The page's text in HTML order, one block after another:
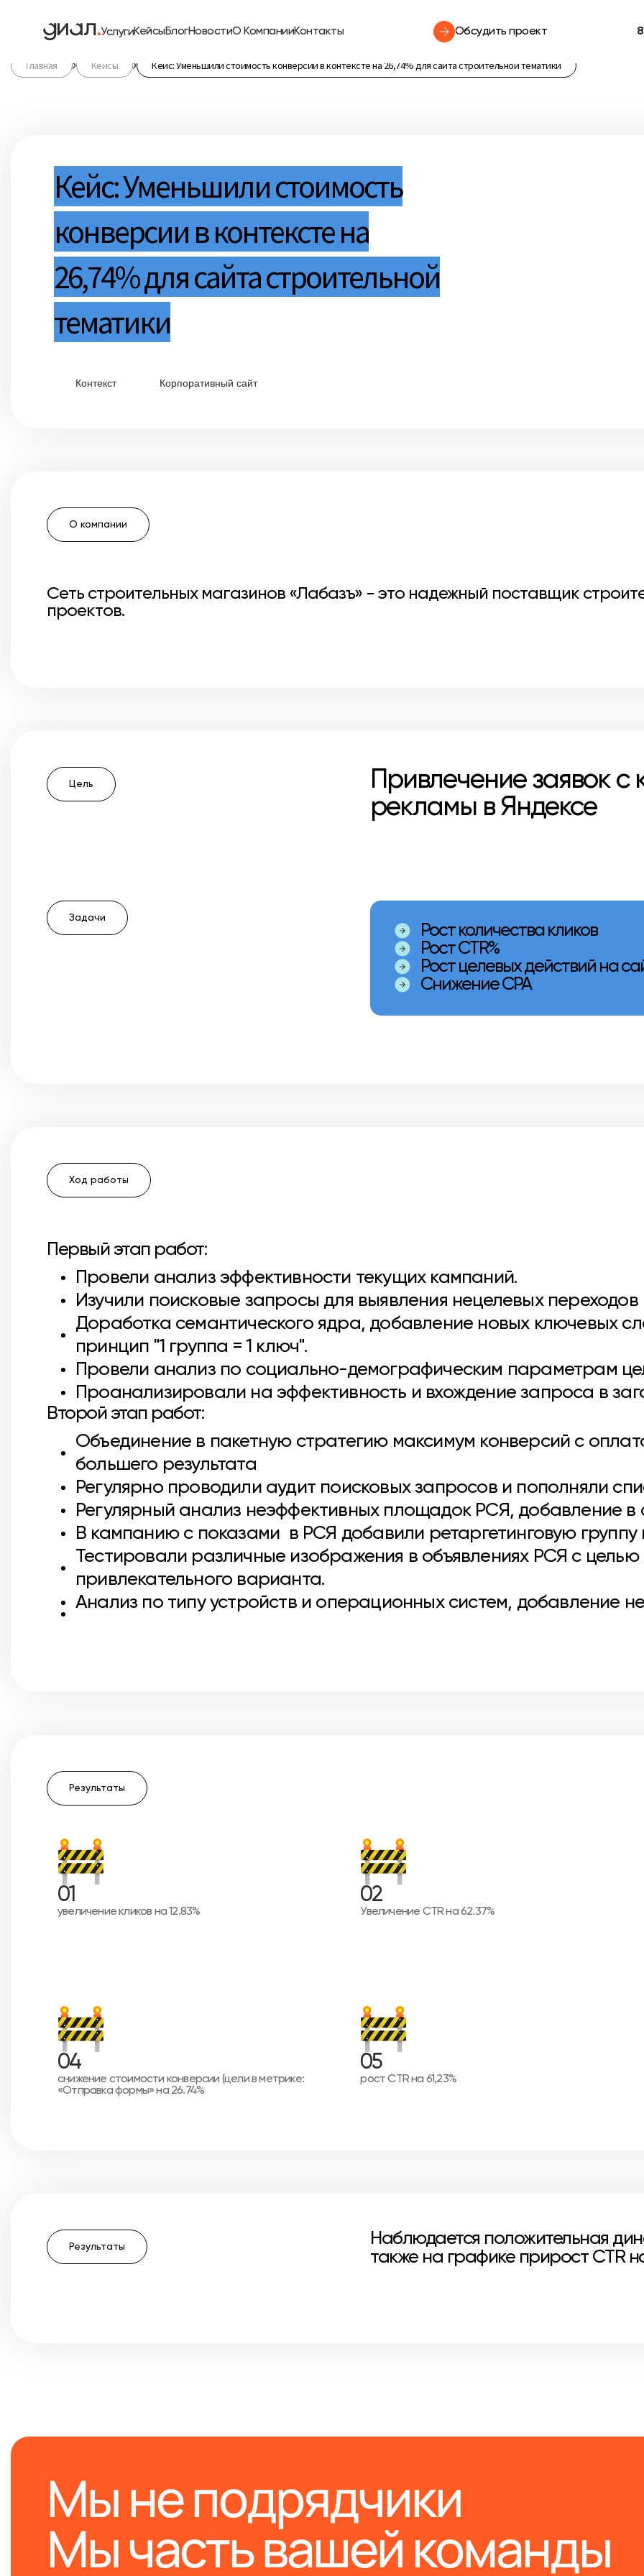
УслугиКейсыБлогНовостиО КомпанииКонтакты Обсудить проект
Главная Кейсы Кейс: Уменьшили стоимость конверсии в контексте на 26,74% для сайта строительной тематики
Кейс: Уменьшили стоимость
конверсии в контексте на
26,74% для сайта строительной
тематики
Контекст Корпоративный сайт
О компании
Сеть строительных магазинов «Лабазъ» - это надежный поставщик
проектов.
Цель
Привлечение заявок с
рекламы в Яндексе
Задачи
Рост количества кликов
Рост CTR%
Рост целевых действий на
Снижение CPA
Ход работы
Первый этап работ:
Провели анализ эффективности текущих кампаний.
Изучили поисковые запросы для выявления нецелевых переходов
Доработка семантического ядра, добавление новых ключевых
принцип "1 группа = 1 ключ".
Провели анализ по социально-демографическим параметрам
Проанализировали на эффективность и вхождение запроса в
Второй этап работ:
Объединение в пакетную стратегию максимум конверсий с
большего результата
Регулярно проводили аудит поисковых запросов и пополняли
Регулярный анализ неэффективных площадок РСЯ, добавление
В кампанию с показами в РСЯ добавили ретаргетинговую
Тестировали различные изображения в объявлениях РСЯ с
привлекательного варианта.
Анализ по типу устройств и операционных систем, добавление
Результаты
01
увеличение кликов на 12.83%
02
Увеличение CTR на 62.37%
04
снижение стоимости конверсии (цели в метрике:
«Отправка формы» на 26.74%
05
рост CTR на 61,23%
Результаты
Наблюдается положительная
также на графике прирост CTR
Мы не подрядчики
Мы часть вашей команды